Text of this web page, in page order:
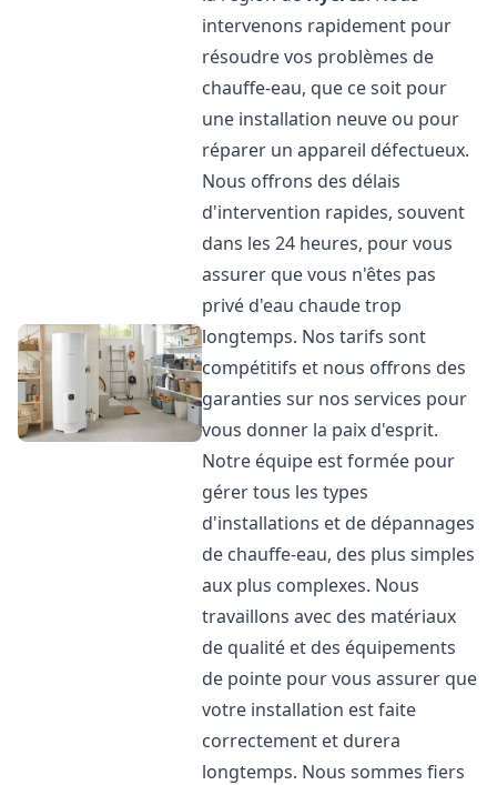
intervenons rapidement pour
résoudre vos problèmes de
chauffe-eau, que ce soit pour
une installation neuve ou pour
réparer un appareil défectueux.
Nous offrons des délais
d'intervention rapides, souvent
dans les 24 heures, pour vous
assurer que vous n'êtes pas
privé d'eau chaude trop
longtemps. Nos tarifs sont
compétitifs et nous offrons des
garanties sur nos services pour
vous donner la paix d'esprit.
Notre équipe est formée pour
gérer tous les types
d'installations et de dépannages
de chauffe-eau, des plus simples
aux plus complexes. Nous
travaillons avec des matériaux
de qualité et des équipements
de pointe pour vous assurer que
votre installation est faite
correctement et durera
longtemps. Nous sommes fiers